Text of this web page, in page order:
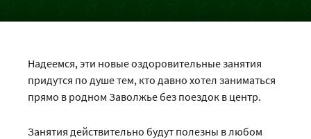
Надеемся, эти новые оздоровительные занятия
придутся по душе тем, кто давно хотел заниматься
прямо в родном Заволжье без поездок в центр.
Занятия действительно будут полезны в любом